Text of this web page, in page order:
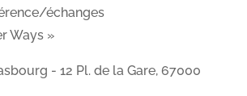
échanges
Ways »
- 12 Pl. de la Gare, 67000